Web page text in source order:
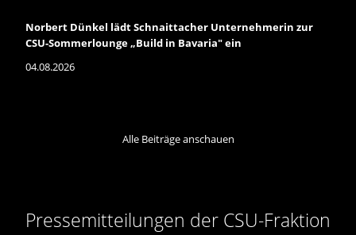
Norbert Dünkel lädt Schnaittacher Unternehmerin zur
CSU-Sommerlounge „Build in Bavaria" ein
04.08.2026
Landtag unter dem Motto „Build in Bavaria". Rund 550 Gäste aus
Alle Beiträge anschauen
Pressemitteilungen der CSU-Fraktion